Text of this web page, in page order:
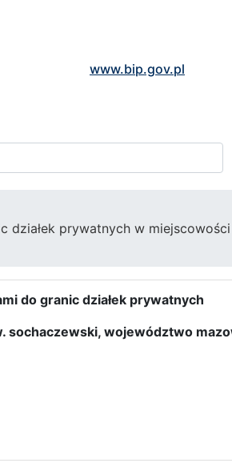
www.bip.gov.pl
prywatnych w
do granic działek prywatnych
sochaczewski, województwo